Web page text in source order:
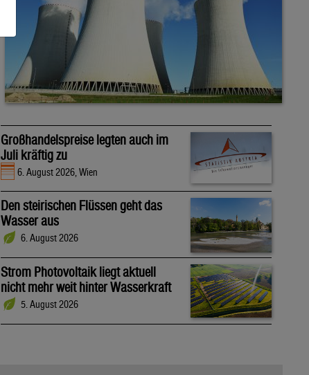
Großhandelspreise legten auch im
Juli kräftig zu
6. August 2026, Wien
Den steirischen Flüssen geht das
Wasser aus
6. August 2026
Strom Photovoltaik liegt aktuell
nicht mehr weit hinter Wasserkraft
5. August 2026